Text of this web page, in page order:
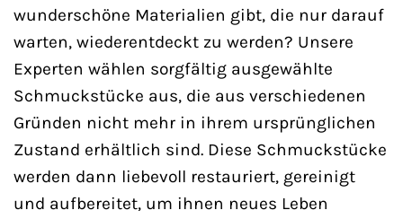
wunderschöne Materialien gibt, die nur darauf
warten, wiederentdeckt zu werden? Unsere
Experten wählen sorgfältig ausgewählte
Schmuckstücke aus, die aus verschiedenen
Gründen nicht mehr in ihrem ursprünglichen
Zustand erhältlich sind. Diese Schmuckstücke
werden dann liebevoll restauriert, gereinigt
und aufbereitet, um ihnen neues Leben